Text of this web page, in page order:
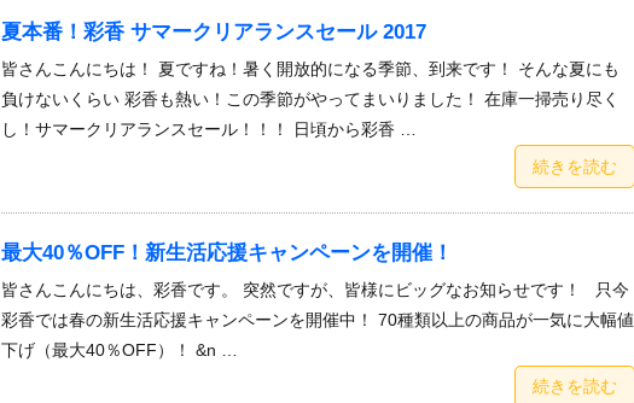
夏本番！彩香 サマークリアランスセール 2017
皆さんこんにちは！ 夏ですね！暑く開放的になる季節、到来です！ そんな夏にも
負けないくらい 彩香も熱い！この季節がやってまいりました！ 在庫一掃売り尽く
し！サマークリアランスセール！！！ 日頃から彩香 …
続きを読む
最大40％OFF！新生活応援キャンペーンを開催！
皆さんこんにちは、彩香です。 突然ですが、皆様にビッグなお知らせです！ 只今
彩香では春の新生活応援キャンペーンを開催中！ 70種類以上の商品が一気に大幅値
下げ（最大40％OFF）！ &n …
続きを読む